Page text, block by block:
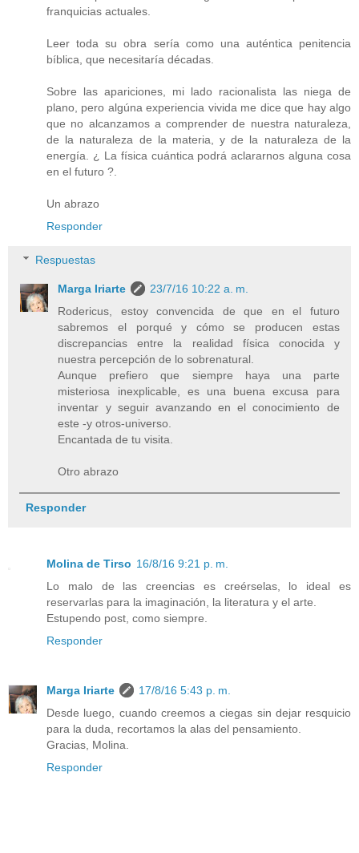
franquicias actuales.
Leer toda su obra sería como una auténtica penitencia
bíblica, que necesitaría décadas.
Sobre las apariciones, mi lado racionalista las niega de
plano, pero algúna experiencia vivida me dice que hay algo
que no alcanzamos a comprender de nuestra naturaleza,
de la naturaleza de la materia, y de la naturaleza de la
energía. ¿ La física cuántica podrá aclararnos alguna cosa
en el futuro ?.
Un abrazo
Responder
Respuestas
Marga Iriarte
23/7/16 10:22 a. m.
Rodericus, estoy convencida de que en el futuro
sabremos el porqué y cómo se producen estas
discrepancias entre la realidad física conocida y
nuestra percepción de lo sobrenatural.
Aunque prefiero que siempre haya una parte
misteriosa inexplicable, es una buena excusa para
inventar y seguir avanzando en el conocimiento de
este -y otros-universo.
Encantada de tu visita.
Otro abrazo
Responder
Molina de Tirso 16/8/16 9:21 p. m.
Lo malo de las creencias es creérselas, lo ideal es
reservarlas para la imaginación, la literatura y el arte.
Estupendo post, como siempre.
Responder
Marga Iriarte
17/8/16 5:43 p. m.
Desde luego, cuando creemos a ciegas sin dejar resquicio
para la duda, recortamos la alas del pensamiento.
Gracias, Molina.
Responder